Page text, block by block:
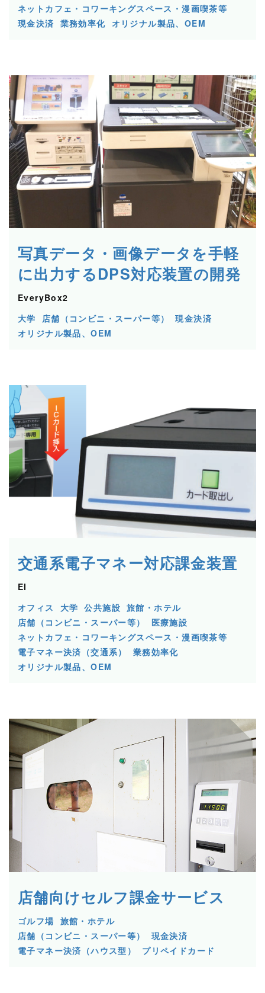
ネットカフェ・コワーキングスペース・漫画喫茶等
現金決済 業務効率化 オリジナル製品、OEM
写真データ・画像データを手軽
に出力するDPS対応装置の開発
EveryBox2
大学
店舗（コンビニ・スーパー等）
現金決済
オリジナル製品、OEM
交通系電⼦マネー対応課⾦装置
EI
オフィス
大学 公共施設 旅館・ホテル
店舗（コンビニ・スーパー等）
医療施設
ネットカフェ・コワーキングスペース・漫画喫茶等
電子マネー決済（交通系）
業務効率化
オリジナル製品、OEM
店舗向けセルフ課金サービス
ゴルフ場 旅館・ホテル
店舗（コンビニ・スーパー等）
現金決済
電子マネー決済（ハウス型）
プリペイドカード